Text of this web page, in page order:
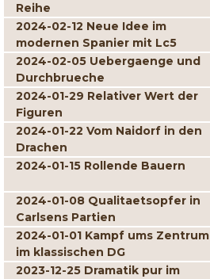
Reihe
2024-02-12 Neue Idee im
modernen Spanier mit Lc5
2024-02-05 Uebergaenge und
Durchbrueche
2024-01-29 Relativer Wert der
Figuren
2024-01-22 Vom Naidorf in den
Drachen
2024-01-15 Rollende Bauern
2024-01-08 Qualitaetsopfer in
Carlsens Partien
2024-01-01 Kampf ums Zentrum
im klassischen DG
2023-12-25 Dramatik pur im